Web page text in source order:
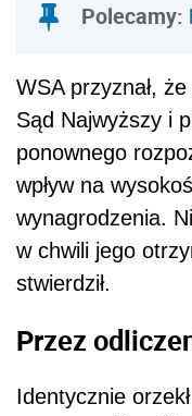
Polecamy:
WSA przyznał,
Sąd Najwyższy i
ponownego
wpływ na
wynagrodzenia.
w chwili jego
stwierdził.
Przez
Identycznie